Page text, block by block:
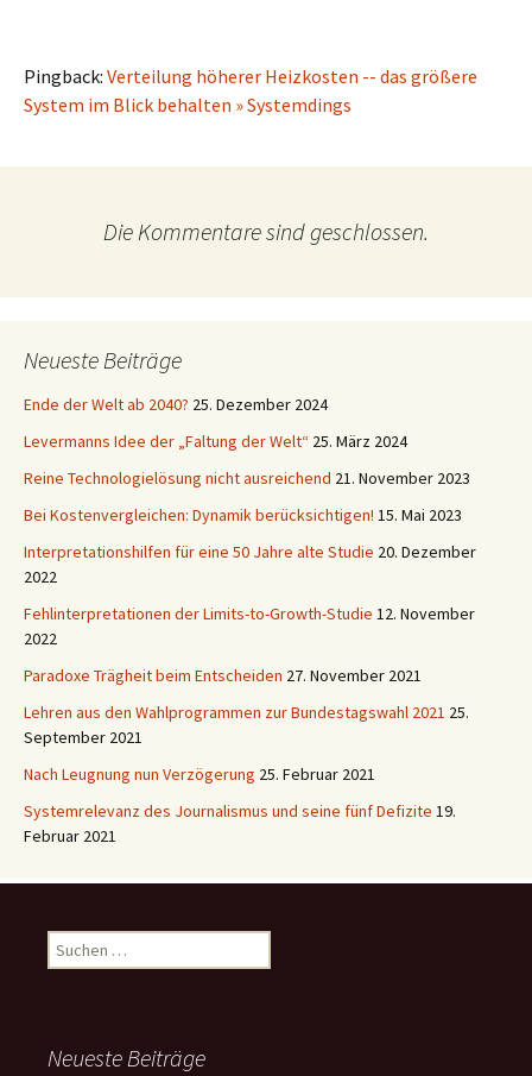
Pingback: Verteilung höherer Heizkosten -- das größere
System im Blick behalten » Systemdings
Die Kommentare sind geschlossen.
Neueste Beiträge
Ende der Welt ab 2040? 25. Dezember 2024
Levermanns Idee der „Faltung der Welt“ 25. März 2024
Reine Technologielösung nicht ausreichend 21. November 2023
Bei Kostenvergleichen: Dynamik berücksichtigen! 15. Mai 2023
Interpretationshilfen für eine 50 Jahre alte Studie 20. Dezember
2022
Fehlinterpretationen der Limits-to-Growth-Studie 12. November
2022
Paradoxe Trägheit beim Entscheiden 27. November 2021
Lehren aus den Wahlprogrammen zur Bundestagswahl 2021 25.
September 2021
Nach Leugnung nun Verzögerung 25. Februar 2021
Systemrelevanz des Journalismus und seine fünf Defizite 19.
Februar 2021
Suchen
nach:
Neueste Beiträge